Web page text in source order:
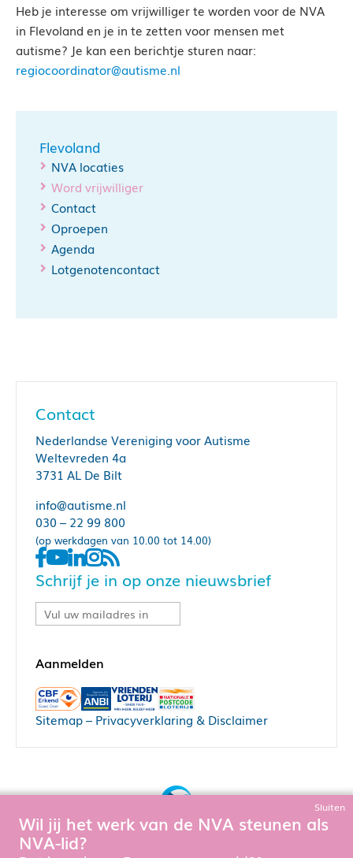
Heb je interesse om vrijwilliger te worden voor de NVA
in Flevoland en je in te zetten voor mensen met
autisme? Je kan een berichtje sturen naar:
regiocoordinator@autisme.nl
Flevoland
NVA locaties
Word vrijwilliger
Contact
Oproepen
Agenda
Lotgenotencontact
Contact
Nederlandse Vereniging voor Autisme
Weltevreden 4a
3731 AL De Bilt
info@autisme.nl
030 – 22 99 800
(op werkdagen van 10.00 tot 14.00)
Schrijf je in op onze nieuwsbrief
Sitemap– Privacyverklaring & Disclaimer
Sluiten
Wil jij het werk van de NVA steunen als
NVA-lid?